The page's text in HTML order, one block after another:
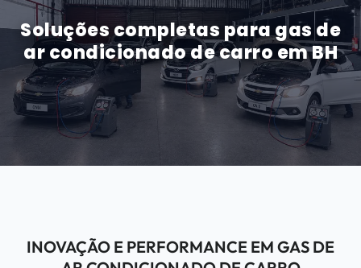
Soluções completas para gas de
ar condicionado de carro em BH
INOVAÇÃO E PERFORMANCE EM GAS DE